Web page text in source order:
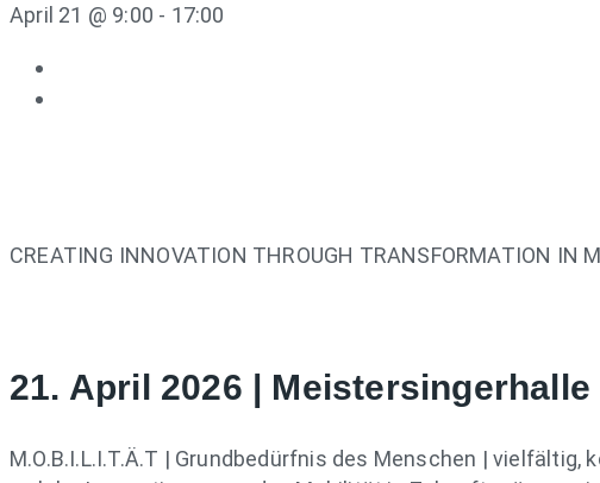
April 21 @ 9:00 - 17:00
CREATING INNOVATION THROUGH TRANSFORMATION IN
21. April 2026 |
M.O.B.I.L.I.T.Ä.T | Grundbedürfnis des Menschen |